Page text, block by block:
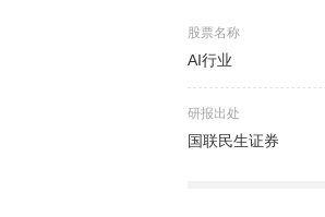
股票名称
AI行业
研报出处
国联民生证券